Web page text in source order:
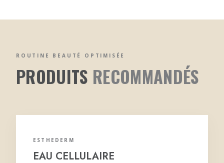
ROUTINE BEAUTÉ OPTIMISÉE
PRODUITS RECOMMANDÉS
ESTHEDERM
EAU CELLULAIRE